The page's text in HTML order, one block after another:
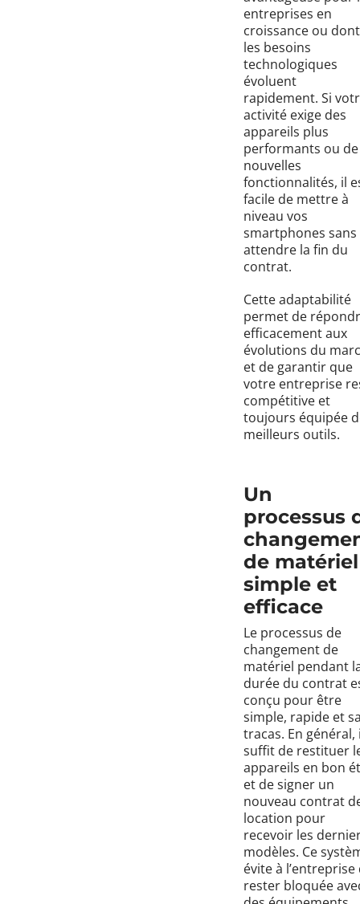
entreprises en
croissance ou dont
les besoins
technologiques
évoluent
rapidement. Si
activité exige des
appareils plus
performants ou de
nouvelles
fonctionnalités, il
facile de mettre à
niveau vos
smartphones sans
attendre la fin du
contrat.
Cette adaptabilité
permet de
efficacement aux
évolutions du
et de garantir que
votre entreprise
compétitive et
toujours équipée
meilleurs outils.
Un
processus
de matériel
simple et
efficace
Le processus de
changement de
matériel pendant
durée du contrat
conçu pour être
simple, rapide et
tracas. En général,
suffit de restituer
appareils en bon
et de signer un
nouveau contrat
location pour
recevoir les
modèles. Ce
évite à l’entreprise
rester bloquée